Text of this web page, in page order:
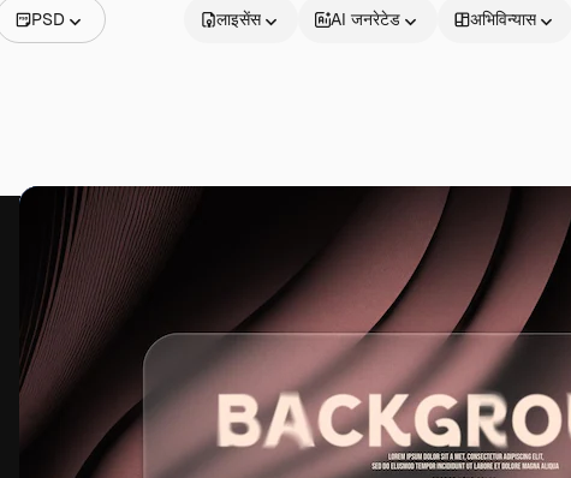
PSD
मोशन ग्राफ़िक्स
वीडियो टेम्पलेट्स
3D मॉडल
लाइसेंस AI जनरेटेड अभिविन्यास
अपने बेहतरीन काम को बनाने के लिए क्रिएटिव प्लेटफॉर्म।
क्रिएटिव, एंटरप्राइजेज, एजेंसियों और स्टूडियो में 1
मिलियन से ज़्यादा सब्सक्राइबर।
प्रोडक्ट्स
Spaces
AI सहायक
एआई इमेज जेनरेटर
AI वीडियो जनरेटर
एआई वॉयस जनरेटर